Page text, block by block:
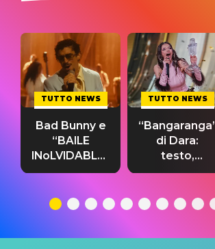
TUTTO NEWS
Bad Bunny e
“BAILE
INoLVIDABLE”:
testo,
significato
TUTTO NEWS
di Dara:
testo,
traduzione e
del singolo